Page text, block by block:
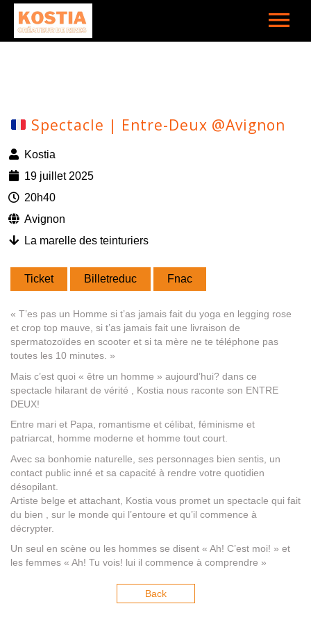
Spectacle | Entre-Deux @Avignon
Kostia
19 juillet 2025
20h40
Avignon
La marelle des teinturiers
Ticket Billetreduc Fnac
« T’es pas un Homme si t’as jamais fait du yoga en legging rose
et crop top mauve, si t’as jamais fait une livraison de
spermatozoïdes en scooter et si ta mère ne te téléphone pas
toutes les 10 minutes. »
Mais c’est quoi « être un homme » aujourd’hui? dans ce
spectacle hilarant de vérité , Kostia nous raconte son ENTRE
DEUX!
Entre mari et Papa, romantisme et célibat, féminisme et
patriarcat, homme moderne et homme tout court.
Avec sa bonhomie naturelle, ses personnages bien sentis, un
contact public inné et sa capacité à rendre votre quotidien
désopilant.
Artiste belge et attachant, Kostia vous promet un spectacle qui fait
du bien , sur le monde qui l’entoure et qu’il commence à
décrypter.
Un seul en scène ou les hommes se disent « Ah! C’est moi! » et
les femmes « Ah! Tu vois! lui il commence à comprendre »
Back